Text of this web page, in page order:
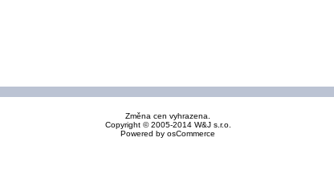
Změna cen vyhrazena.
Copyright © 2005-2014 W&J s.r.o.
Powered by osCommerce